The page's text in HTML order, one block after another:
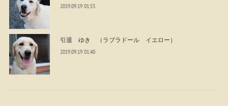
2019.09.19 01:53
引退 ゆき （ラブラドール イエロー）
2019.09.19 01:40